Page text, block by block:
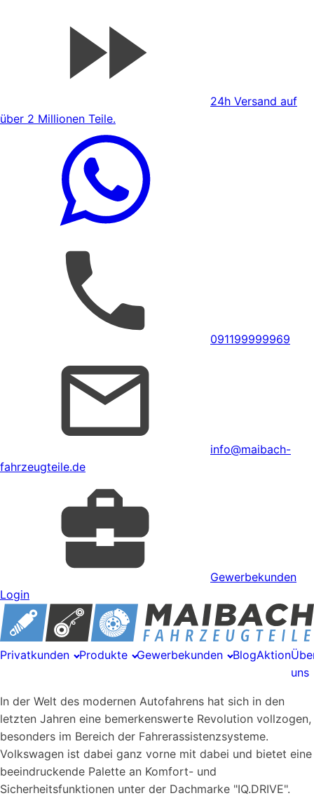
24h Versand auf
über 2 Millionen Teile.
091199999969
info@maibach-
fahrzeugteile.de
Gewerbekunden
Login
Privatkunden Produkte Gewerbekunden BlogAktion
uns
In der Welt des modernen Autofahrens hat sich in den
letzten Jahren eine bemerkenswerte Revolution vollzogen,
besonders im Bereich der Fahrerassistenzsysteme.
Volkswagen ist dabei ganz vorne mit dabei und bietet eine
beeindruckende Palette an Komfort- und
Sicherheitsfunktionen unter der Dachmarke "IQ.DRIVE".